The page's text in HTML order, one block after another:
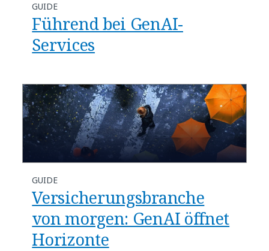
GUIDE
Führend bei GenAI-
Services
GUIDE
Versicherungsbranche
von morgen: GenAI öffnet
Horizonte